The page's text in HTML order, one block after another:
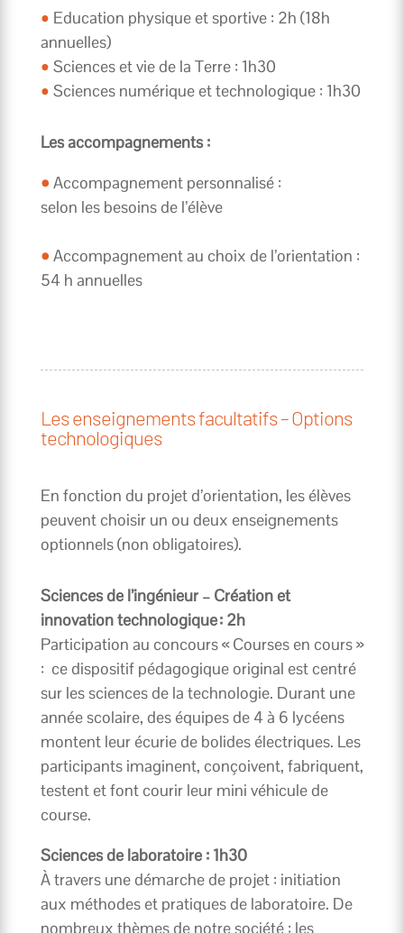
• Education physique et sportive : 2h (18h
annuelles)
• Sciences et vie de la Terre : 1h30
• Sciences numérique et technologique : 1h30
Les accompagnements :
• Accompagnement personnalisé :
selon les besoins de l’élève
• Accompagnement au choix de l’orientation :
54 h annuelles
Les enseignements facultatifs – Options
technologiques
En fonction du projet d’orientation, les élèves
peuvent choisir un ou deux enseignements
optionnels (non obligatoires).
Sciences de l’ingénieur – Création et
innovation technologique : 2h
Participation au concours « Courses en cours »
: ce dispositif pédagogique original est centré
sur les sciences de la technologie. Durant une
année scolaire, des équipes de 4 à 6 lycéens
montent leur écurie de bolides électriques. Les
participants imaginent, conçoivent, fabriquent,
testent et font courir leur mini véhicule de
course.
Sciences de laboratoire : 1h30
À travers une démarche de projet : initiation
aux méthodes et pratiques de laboratoire. De
nombreux thèmes de notre société : les